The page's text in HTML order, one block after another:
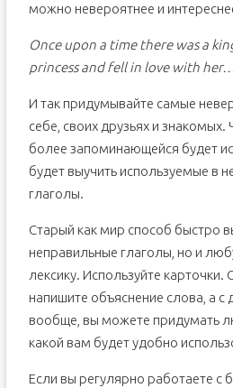
можно невероятнее и
Once upon a time there was a
princess and fell in love with
И так придумывайте самые
себе, своих друзьях и
более запоминающейся будет
будет выучить используемые в
глаголы.
Старый как мир способ быстро
неправильные глаголы, но и
лексику. Используйте карточки.
напишите объяснение слова, а
вообще, вы можете придумать
какой вам будет удобно
Если вы регулярно работаете